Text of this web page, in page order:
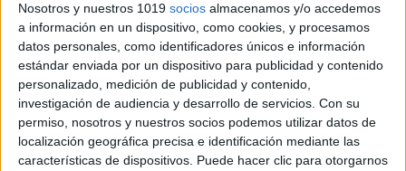
Nosotros y nuestros 1019 socios almacenamos y/o accedemos
a información en un dispositivo, como cookies, y procesamos
datos personales, como identificadores únicos e información
estándar enviada por un dispositivo para publicidad y contenido
personalizado, medición de publicidad y contenido,
investigación de audiencia y desarrollo de servicios. Con su
permiso, nosotros y nuestros socios podemos utilizar datos de
localización geográfica precisa e identificación mediante las
características de dispositivos. Puede hacer clic para otorgarnos
Precioso domino con refranes populares
Publicado el 20 septiembre, 2025
Hoy compartimos un recurso divertido y didáctico: un
dominó basado en el refranero popular. A través de
este juego, el alumnado podrá acercarse a la sabiduría